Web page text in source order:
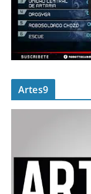
Artes9